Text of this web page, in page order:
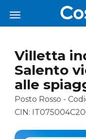
Villetta
Salento
alle
Posto Rosso -
CIN: